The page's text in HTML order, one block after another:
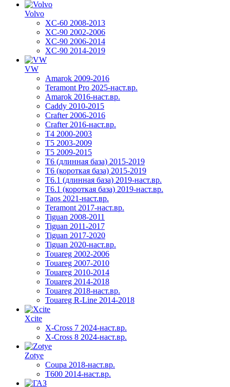
Volvo
XC-60 2008-2013
XC-90 2002-2006
XC-90 2006-2014
XC-90 2014-2019
VW
Amarok 2009-2016
Teramont Pro 2025-наст.вр.
Amarok 2016-наст.вр.
Caddy 2010-2015
Crafter 2006-2016
Crafter 2016-наст.вр.
T4 2000-2003
T5 2003-2009
T5 2009-2015
T6 (длинная база) 2015-2019
Т6 (короткая база) 2015-2019
T6.1 (длинная база) 2019-наст.вр.
T6.1 (короткая база) 2019-наст.вр.
Taos 2021-наст.вр.
Teramont 2017-наст.вр.
Tiguan 2008-2011
Tiguan 2011-2017
Tiguan 2017-2020
Tiguan 2020-наст.вр.
Touareg 2002-2006
Touareg 2007-2010
Touareg 2010-2014
Touareg 2014-2018
Touareg 2018-наст.вр.
Touareg R-Line 2014-2018
Xcite
X-Cross 7 2024-наст.вр.
X-Cross 8 2024-наст.вр.
Zotye
Coupa 2018-наст.вр.
T600 2014-наст.вр.